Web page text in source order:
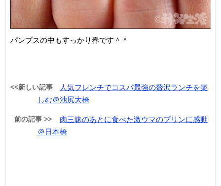
パンプスの中もすっかり春です＾＾
<<新しい記事
人気フレンチでコスパ最強の贅沢ランチを楽
しむ＠池尻大橋
前の記事 >>
肉三昧のあとに食べた激ウマのプリンに感動
＠日本橋